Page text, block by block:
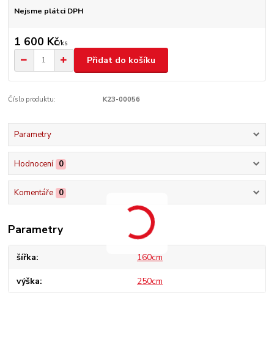
Nejsme plátci DPH
1 600 Kč/ks
Přidat do košíku
Číslo produktu: K23-00056
Parametry
Hodnocení 0
Komentáře 0
Parametry
šířka 160cm
výška 250cm